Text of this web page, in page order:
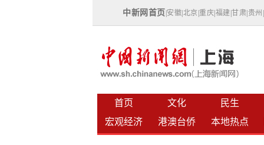
中新网首页 安徽 北京 |重庆 福建 |甘肃 贵州
首页 文化 民生
宏观经济
港澳台侨 本地热点